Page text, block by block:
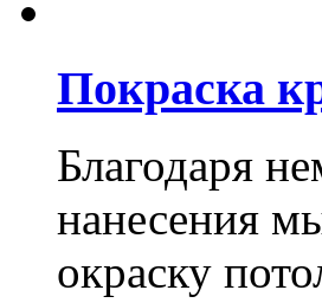
Покраска
Благодаря
нанесения
окраску